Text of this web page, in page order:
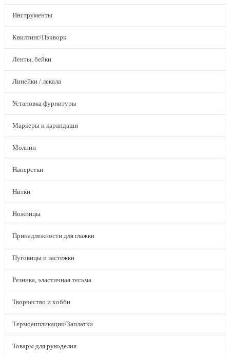
Инструменты
Квилтинг/Пэчворк
Ленты, бейки
Линейки / лекала
Установка фурнитуры
Маркеры и карандаши
Молнии
Наперстки
Нитки
Ножницы
Принадлежности для глажки
Пуговицы и застежки
Резинка, эластичная тесьма
Творчество и хобби
Термоаппликации/Заплатки
Товары для рукоделия